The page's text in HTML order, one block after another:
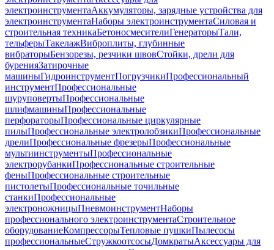
электроинструментаАккумуляторы, зарядные устройства для
электроинструментаНаборы электроинструментаСиловая и
строительная техникаБетоносмесителиГенераторыТали,
тельферыТакелажВиброплиты, глубинные
вибраторыБензорезы, резчики швовСтойки, дрели для
буренияЗатирочные
машиныГидроинструментПогрузчикиПрофессиональный
инструментПрофессиональные
шуруповертыПрофессиональные
шлифмашиныПрофессиональные
перфораторыПрофессиональные циркулярные
пилыПрофессиональные электролобзикиПрофессиональные
дрелиПрофессиональные фрезерыПрофессиональные
мультиинструментыПрофессиональные
электрорубанкиПрофессиональные строительные
феныПрофессиональные строительные
пистолетыПрофессиональные точильные
станкиПрофессиональные
электроножницыПневмоинструментНаборы
профессионального электроинструментаСтроительное
оборудованиеКомпрессорыТепловые пушкиПылесосы
профессиональныеСтружкоотсосыДомкратыАксессуары для